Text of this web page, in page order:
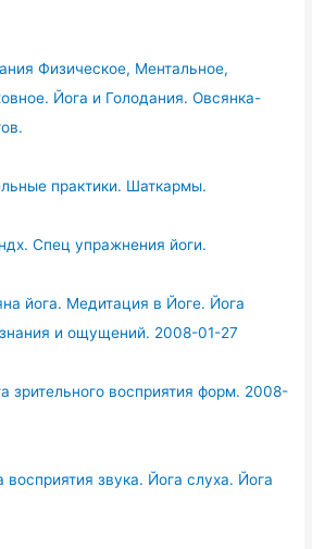
Физическое, Ментальное,
Йога и Голодания. Овсянка-
практики. Шаткармы.
Спец упражнения йоги.
йога. Медитация в Йоге. Йога
и ощущений. 2008-01-27
зрительного восприятия форм. 2008-
звука. Йога слуха. Йога